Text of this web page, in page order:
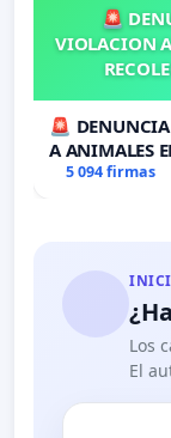
🚨
VIOLACION
🚨
A ANIMALES
DE FIRMAS 🚨
5 094 firmas
Los
El